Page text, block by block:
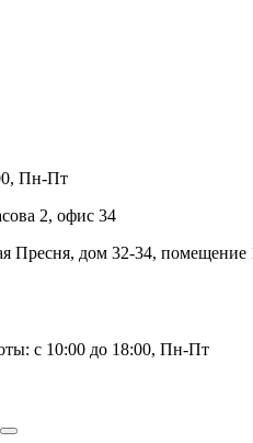
Пн-Пт
2, офис 34
Пресня, дом 32-34,
с 10:00 до 18:00, Пн-Пт